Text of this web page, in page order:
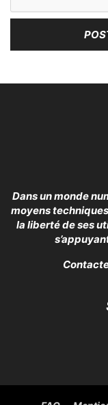
Dans un monde
moyens
la liberté de ses